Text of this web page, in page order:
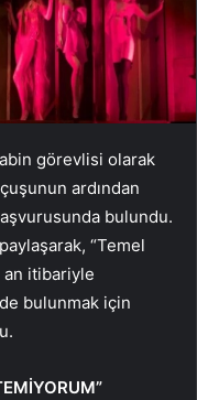
görevlisi olarak
ardından
bulundu.
“Temel
an itibariyle
bulunmak için